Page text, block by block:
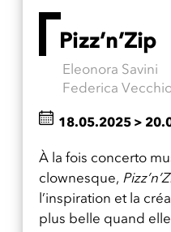
Pizz’n’Zip
Eleonora Savini
Federica
À la fois concerto
clownesque,
l’inspiration et la
plus belle quand
18.05.2025 >